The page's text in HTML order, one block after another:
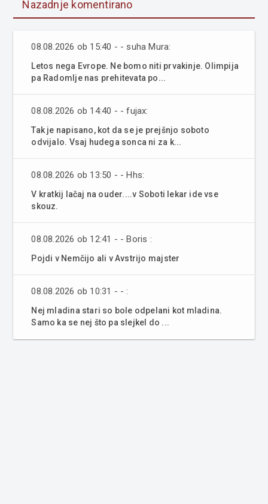
Nazadnje komentirano
08.08.2026 ob 15:40 - - suha Mura:
Letos nega Evrope. Ne bomo niti prvakinje. Olimpija
pa Radomlje nas prehitevata po...
08.08.2026 ob 14:40 - - fujax:
Tak je napisano, kot da se je prejšnjo soboto
odvijalo. Vsaj hudega sonca ni za k...
08.08.2026 ob 13:50 - - Hhs:
V kratkij lačaj na ouder....v Soboti lekar ide vse
skouz.
08.08.2026 ob 12:41 - - Boris :
Pojdi v Nemčijo ali v Avstrijo majster
08.08.2026 ob 10:31 - - :
Nej mladina stari so bole odpelani kot mladina.
Samo ka se nej što pa slejkel do ...